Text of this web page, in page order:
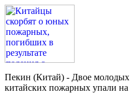
Пекин (Китай) - Двое молодых
китайских пожарных упали на